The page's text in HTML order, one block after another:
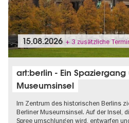
15.08.2026 + 3 zusätzliche
art:berlin - Ein
Museumsinsel
Im Zentrum des historischen Berlins
Berliner Museumsinsel. Auf der Insel,
Spree umschlungen wird, entwarfen